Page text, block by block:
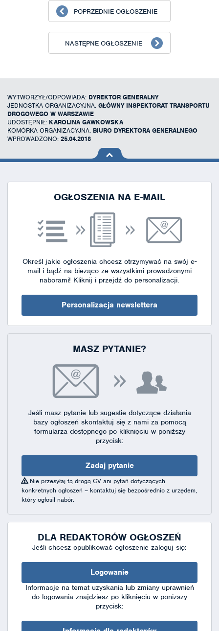
POPRZEDNIE OGŁOSZENIE
NASTĘPNE OGŁOSZENIE
WYTWORZYŁ/ODPOWIADA: DYREKTOR GENERALNY
JEDNOSTKA ORGANIZACYJNA: GŁÓWNY INSPEKTORAT TRANSPORTU
DROGOWEGO W WARSZAWIE
UDOSTĘPNIŁ: KAROLINA GAWKOWSKA
KOMÓRKA ORGANIZACYJNA: BIURO DYREKTORA GENERALNEGO
WPROWADZONO: 25.04.2018
na górę
OGŁOSZENIA NA E-MAIL
Określ jakie ogłoszenia chcesz otrzymywać na swój e-
mail i bądź na bieżąco ze wszystkimi prowadzonymi
naborami! Kliknij i przejdź do personalizacji.
Personalizacja newslettera
MASZ PYTANIE?
Jeśli masz pytanie lub sugestie dotyczące działania
bazy ogłoszeń skontaktuj się z nami za pomocą
formularza dostępnegopo kliknięciu w poniższy
przycisk:
Zadaj pytanie
Nie przesyłaj tą drogą CV ani pytań dotyczących
konkretnych ogłoszeń – kontaktuj się bezpośrednio z urzędem,
który ogłosił nabór.
DLA REDAKTORÓW OGŁOSZEŃ
Jeśli chcesz opublikować ogłoszenie zaloguj się:
Logowanie
Informacje na temat uzyskania lub zmiany uprawnień
do logowania znajdziesz po kliknięciu w poniższy
przycisk: